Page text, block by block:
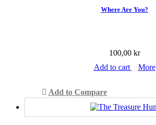
Where Are You?
100,00 kr
Add to cart
More
Add to Compare